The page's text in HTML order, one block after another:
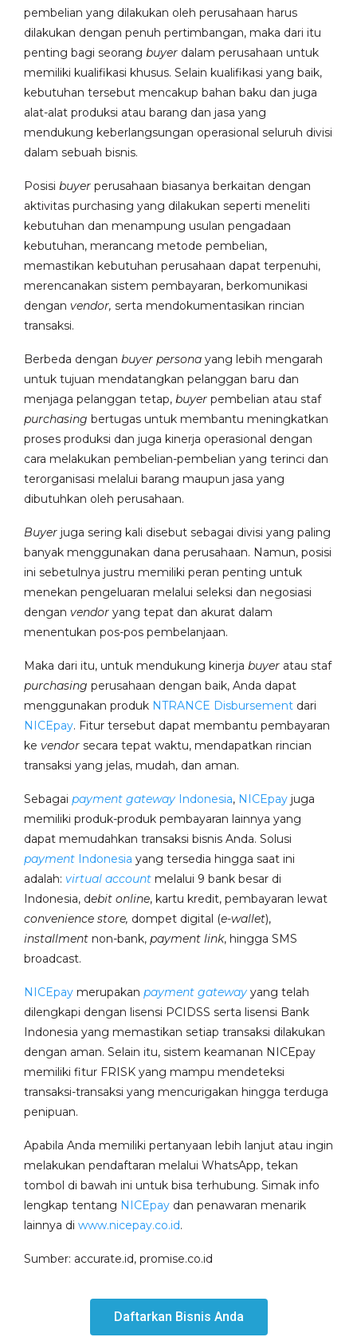
pembelian yang dilakukan oleh perusahaan harus
dilakukan dengan penuh pertimbangan, maka dari itu
penting bagi seorang buyer dalam perusahaan untuk
memiliki kualifikasi khusus. Selain kualifikasi yang baik,
kebutuhan tersebut mencakup bahan baku dan juga
alat-alat produksi atau barang dan jasa yang
mendukung keberlangsungan operasional seluruh divisi
dalam sebuah bisnis.
Posisi buyer perusahaan biasanya berkaitan dengan
aktivitas purchasing yang dilakukan seperti meneliti
kebutuhan dan menampung usulan pengadaan
kebutuhan, merancang metode pembelian,
memastikan kebutuhan perusahaan dapat terpenuhi,
merencanakan sistem pembayaran, berkomunikasi
dengan vendor, serta mendokumentasikan rincian
transaksi.
Berbeda dengan buyer persona yang lebih mengarah
untuk tujuan mendatangkan pelanggan baru dan
menjaga pelanggan tetap, buyer pembelian atau staf
purchasing bertugas untuk membantu meningkatkan
proses produksi dan juga kinerja operasional dengan
cara melakukan pembelian-pembelian yang terinci dan
terorganisasi melalui barang maupun jasa yang
dibutuhkan oleh perusahaan.
Buyer juga sering kali disebut sebagai divisi yang paling
banyak menggunakan dana perusahaan. Namun, posisi
ini sebetulnya justru memiliki peran penting untuk
menekan pengeluaran melalui seleksi dan negosiasi
dengan vendor yang tepat dan akurat dalam
menentukan pos-pos pembelanjaan.
Maka dari itu, untuk mendukung kinerja buyer atau staf
purchasing perusahaan dengan baik, Anda dapat
menggunakan produk NTRANCE Disbursement dari
NICEpay. Fitur tersebut dapat membantu pembayaran
ke vendor secara tepat waktu, mendapatkan rincian
transaksi yang jelas, mudah, dan aman.
Sebagai payment gateway Indonesia, NICEpay juga
memiliki produk-produk pembayaran lainnya yang
dapat memudahkan transaksi bisnis Anda. Solusi
payment Indonesia yang tersedia hingga saat ini
adalah: virtual account melalui 9 bank besar di
Indonesia, debit online, kartu kredit, pembayaran lewat
convenience store, dompet digital (e-wallet),
installment non-bank, payment link, hingga SMS
broadcast.
NICEpay merupakan payment gateway yang telah
dilengkapi dengan lisensi PCIDSS serta lisensi Bank
Indonesia yang memastikan setiap transaksi dilakukan
dengan aman. Selain itu, sistem keamanan NICEpay
memiliki fitur FRISK yang mampu mendeteksi
transaksi-transaksi yang mencurigakan hingga terduga
penipuan.
Apabila Anda memiliki pertanyaan lebih lanjut atau ingin
melakukan pendaftaran melalui WhatsApp, tekan
tombol di bawah ini untuk bisa terhubung. Simak info
lengkap tentang NICEpay dan penawaran menarik
lainnya di www.nicepay.co.id.
Sumber: accurate.id, promise.co.id
Daftarkan Bisnis Anda